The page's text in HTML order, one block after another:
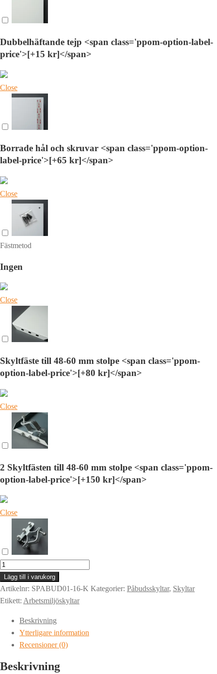
Dubbelhäftande tejp <span class='ppom-option-label-
price'>[+15 kr]</span>
Close
Borrade hål och skruvar <span class='ppom-option-
label-price'>[+65 kr]</span>
Close
Fästmetod
Ingen
Close
Skyltfäste till 48-60 mm stolpe <span class='ppom-
option-label-price'>[+80 kr]</span>
Close
2 Skyltfästen till 48-60 mm stolpe <span class='ppom-
option-label-price'>[+150 kr]</span>
Close
Skylt
ÖGON
OCH
MÅSTE
ANVÄNDAS
Piktogram
Lägg till i varukorg
Artikelnr: SPABUD01-16-K Kategorier: Påbudsskyltar, Skyltar
Etikett: Arbetsmiljöskyltar
Beskrivning
Ytterligare information
Recensioner (0)
Beskrivning